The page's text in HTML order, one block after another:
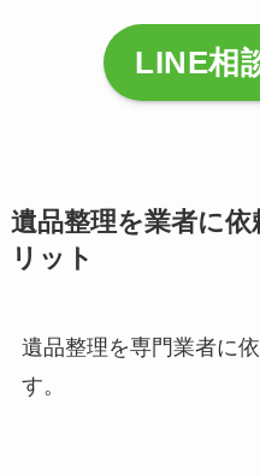
LINE相
遺品整理を業者に
リット
遺品整理を専門業者に
す。